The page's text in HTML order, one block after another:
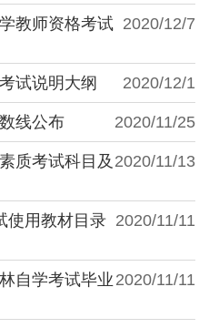
2020/12/7
教师资格考试
2020/12/1
试说明大纲
2020/11/25
线公布
2020/11/13
质考试科目及
2020/11/11
使用教材目录
2020/11/11
自学考试毕业